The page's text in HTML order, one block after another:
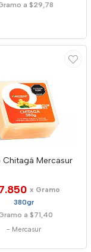
a $29,78
Chitagá Mercasur
x Gramo
380gr
a $71,40
- Mercasur